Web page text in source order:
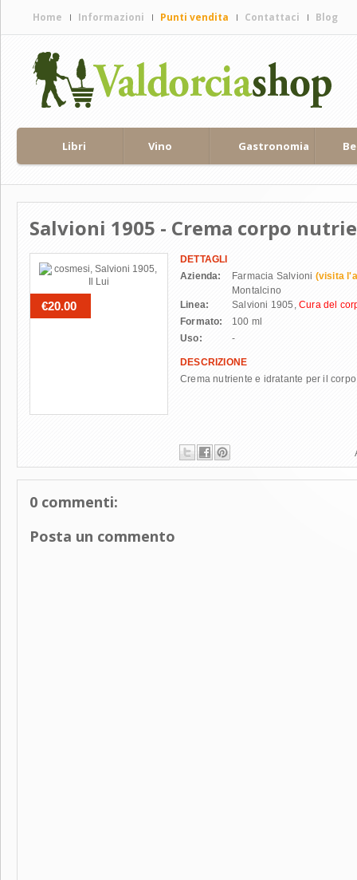
Home Informazioni Punti vendita Contattaci Blog
Home page Filosofia Contattaci
Aziende
Val d'Orcia, il territorio
Brunello di Montalcino
Libri Vino Gastronomia
Salvioni 1905 - Crema corpo
€20.00
DETTAGLI
Azienda:
Farmacia Salvioni (visita
Montalcino
Linea:
Salvioni 1905, Cura del
Formato:
100 ml
Uso:
-
DESCRIZIONE
Crema nutriente e idratante per il
0 commenti:
Posta un commento